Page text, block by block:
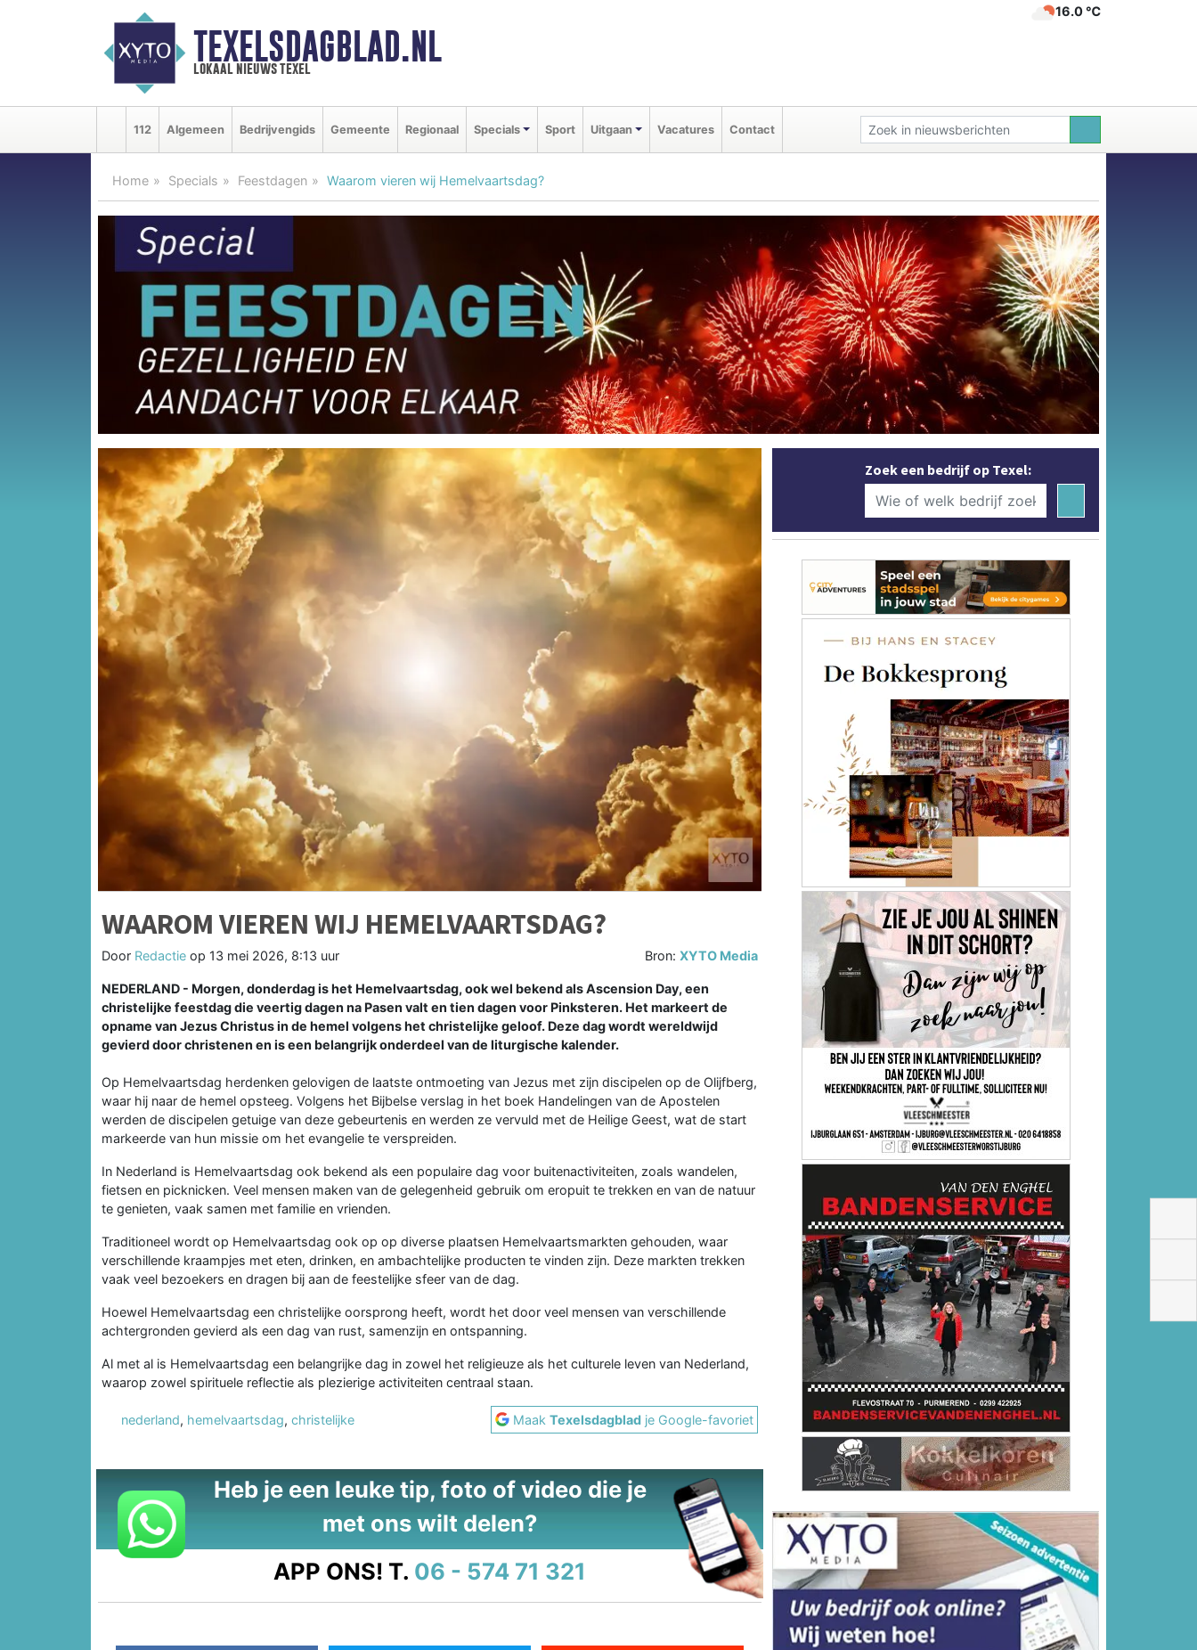
TEXELSDAGBLAD.NL
lokaal nieuws texel
16.0 ℃
112 Algemeen Bedrijvengids Gemeente Regionaal Specials Sport Uitgaan Vacatures Contact
Home Specials Feestdagen Waarom vieren wij Hemelvaartsdag?
WAAROM VIEREN WIJ HEMELVAARTSDAG?
Door Redactie op 13 mei 2026, 8:13 uur Bron:XYTO Media
NEDERLAND - Morgen, donderdag is het Hemelvaartsdag, ook wel bekend als Ascension Day, een
christelijke feestdag die veertig dagen na Pasen valt en tien dagen voor Pinksteren. Het markeert de
opname van Jezus Christus in de hemel volgens het christelijke geloof. Deze dag wordt wereldwijd
gevierd door christenen en is een belangrijk onderdeel van de liturgische kalender.
Op Hemelvaartsdag herdenken gelovigen de laatste ontmoeting van Jezus met zijn discipelen op de Olijfberg,
waar hij naar de hemel opsteeg. Volgens het Bijbelse verslag in het boek Handelingen van de Apostelen
werden de discipelen getuige van deze gebeurtenis en werden ze vervuld met de Heilige Geest, wat de start
markeerde van hun missie om het evangelie te verspreiden.
In Nederland is Hemelvaartsdag ook bekend als een populaire dag voor buitenactiviteiten, zoals wandelen,
fietsen en picknicken. Veel mensen maken van de gelegenheid gebruik om eropuit te trekken en van de natuur
te genieten, vaak samen met familie en vrienden.
Traditioneel wordt op Hemelvaartsdag ook op op diverse plaatsen Hemelvaartsmarkten gehouden, waar
verschillende kraampjes met eten, drinken, en ambachtelijke producten te vinden zijn. Deze markten trekken
vaak veel bezoekers en dragen bij aan de feestelijke sfeer van de dag.
Hoewel Hemelvaartsdag een christelijke oorsprong heeft, wordt het door veel mensen van verschillende
achtergronden gevierd als een dag van rust, samenzijn en ontspanning.
Al met al is Hemelvaartsdag een belangrijke dag in zowel het religieuze als het culturele leven van Nederland,
waarop zowel spirituele reflectie als plezierige activiteiten centraal staan.
nederland, hemelvaartsdag, christelijke MaakTexelsdagblad je Google-favoriet
Heb je een leuke tip, foto of video die je
met ons wilt delen?
APP ONS! T. 06 - 574 71 321
Zoek een bedrijf op Texel: